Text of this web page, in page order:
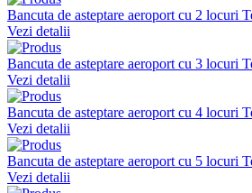
Bancuta de asteptare aeroport cu 2 locuri
Vezi detalii
Bancuta de asteptare aeroport cu 3 locuri
Vezi detalii
Bancuta de asteptare aeroport cu 4 locuri
Vezi detalii
Bancuta de asteptare aeroport cu 5 locuri
Vezi detalii